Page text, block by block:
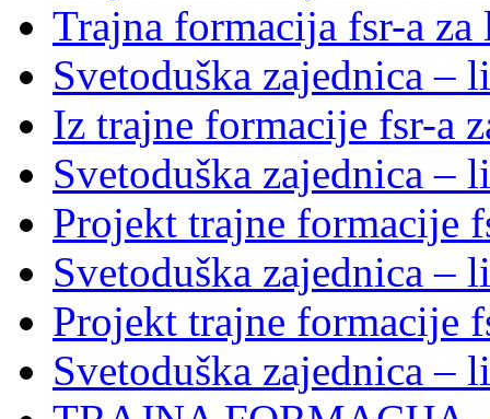
Trajna formacija fsr-a za
Svetoduška zajednica –
Iz trajne formacije fsr-a
Svetoduška zajednica –
Projekt trajne formacije
Svetoduška zajednica –
Projekt trajne formacije
Svetoduška zajednica –